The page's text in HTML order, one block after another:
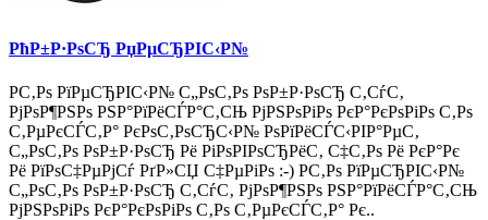
РћР±Р·РѕСЂ РџРµСЂРІС‹Р№
Р­С‚Рѕ РїРµСЂРІС‹Р№ С„РѕС‚Рѕ РѕР±Р·РѕСЂ С‚СѓС‚
РјРѕР¶РЅРѕ РЅР°РїРёСЃР°С‚СЊ РјРЅРѕРіРѕ РєР°РєРѕРіРѕ С‚Рѕ
С‚РµРєСЃС‚Р° РєРѕС‚РѕСЂС‹Р№ РѕРїРёСЃС‹РІР°РµС‚
С„РѕС‚Рѕ РѕР±Р·РѕСЂ Рё РіРѕРІРѕСЂРёС‚ С‡С‚Рѕ Рё РєР°Рє
Рё РїРѕС‡РµРјСѓ РґР»СЏ С‡РµРіРѕ :-) Р­С‚Рѕ РїРµСЂРІС‹Р№
С„РѕС‚Рѕ РѕР±Р·РѕСЂ С‚СѓС‚ РјРѕР¶РЅРѕ РЅР°РїРёСЃР°С‚СЊ
РјРЅРѕРіРѕ РєР°РєРѕРіРѕ С‚Рѕ С‚РµРєСЃС‚Р° Рє..